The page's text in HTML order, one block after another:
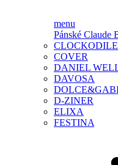
menu
Pánské Claude
CLOCKODILE
COVER
DANIEL
DAVOSA
D-ZINER
ELIXA
FESTINA